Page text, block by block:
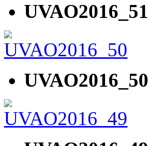
UVAO2016_51
UVAO2016_50